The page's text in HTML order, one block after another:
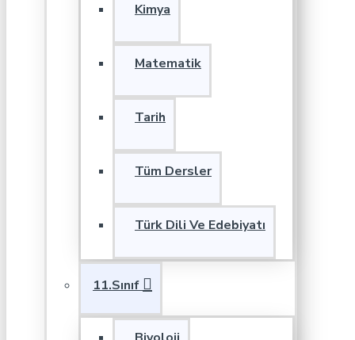
Kimya
Matematik
Tarih
Tüm Dersler
Türk Dili Ve Edebiyatı
11.Sınıf